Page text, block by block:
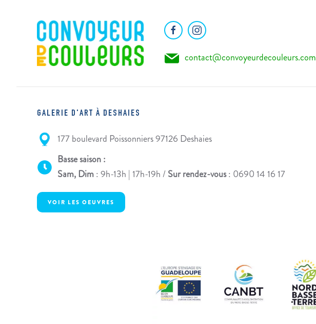
contact@convoyeurdecouleurs.com
GALERIE D'ART À DESHAIES
177 boulevard Poissonniers 97126 Deshaies
Basse saison :
Sam, Dim: 9h-13h | 17h-19h /Sur rendez-vous: 0690 14 16 17
VOIR LES OEUVRES